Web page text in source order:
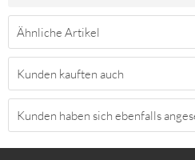
Ähnliche Artikel
Kunden kauften auch
Kunden haben sich ebenfalls